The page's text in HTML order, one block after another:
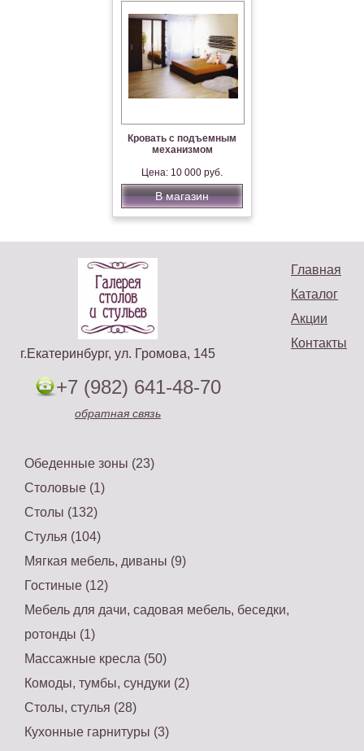
Кровать с подъемным
механизмом
Цена: 10 000 руб.
В магазин
Главная
Каталог
Акции
Контакты
г.Екатеринбург, ул. Громова, 145
+7 (982) 641-48-70
обратная связь
Обеденные зоны (23)
Столовые (1)
Столы (132)
Стулья (104)
Мягкая мебель, диваны (9)
Гостиные (12)
Мебель для дачи, садовая мебель, беседки,
ротонды (1)
Массажные кресла (50)
Комоды, тумбы, сундуки (2)
Столы, стулья (28)
Кухонные гарнитуры (3)